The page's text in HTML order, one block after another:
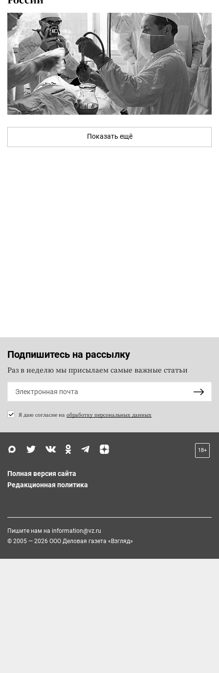
Показать ещё
Подпишитесь на рассылку
Раз в неделю мы присылаем самые важные статьи
Я даю согласие на обработку персональных данных
18+
Полная версия сайта
Редакционная политика
Пишите нам на information@vz.ru
© 2005 — 2026 ООО Деловая газета «Взгляд»